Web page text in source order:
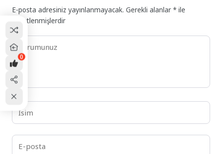
E-posta adresiniz yayınlanmayacak. Gerekli alanlar* ile
işaretlenmişlerdir
0